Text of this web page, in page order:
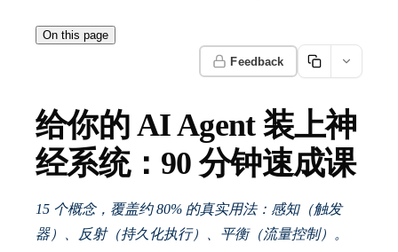
On this page
Feedback
给你的 AI Agent 装上神
经系统：90 分钟速成课
15 个概念，覆盖约 80% 的真实用法：感知（触发
器）、反射（持久化执行）、平衡（流量控制）。